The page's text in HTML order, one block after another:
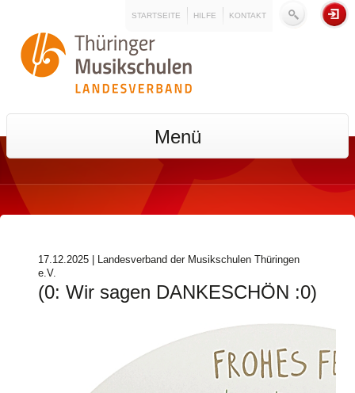
STARTSEITE HILFE KONTAKT
Menü
17.12.2025 | Landesverband der Musikschulen Thüringen
e.V.
(0: Wir sagen DANKESCHÖN :0)